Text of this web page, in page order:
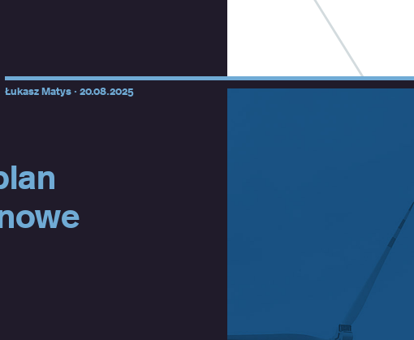
Łukasz Matys · 20.08.2025